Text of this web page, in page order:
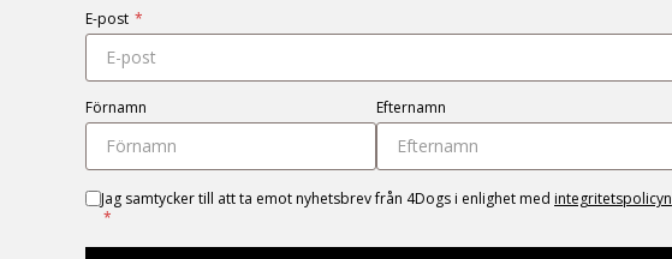
E-post *
Förnamn Efternamn
Jag samtycker till att ta emot nyhetsbrev från 4Dogs i enlighet med integritetspolicyn
*